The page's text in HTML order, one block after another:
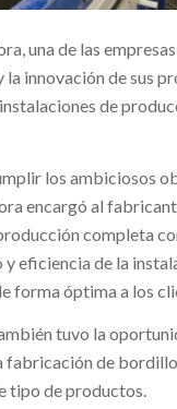
una de las
innovación de sus
de
los ambiciosos
encargó al
completa
eficiencia de la
óptima a los
tuvo la
de
tipo de productos.